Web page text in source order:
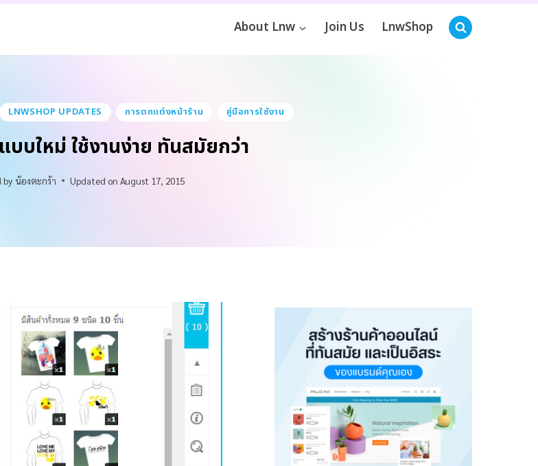
About Lnw Join Us LnwShop
LNWSHOP UPDATES การตกแต่งหน้าร้าน คู่มือการใช้งาน
บบใหม่ ใช้งานง่าย ทันสมัยกว่า
by น้องตะกร้า Updated on August 17, 2015